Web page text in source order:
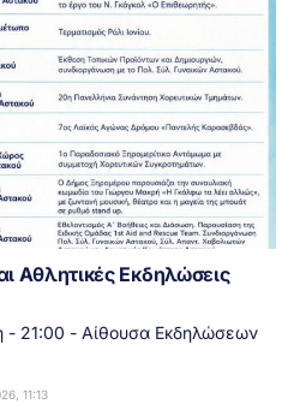
Αθλητικές Εκδηλώσεις
21:00 - Αίθουσα Εκδηλώσεων
11:13